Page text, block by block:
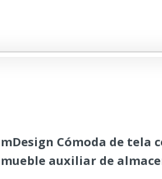
mDesign Cómoda de tela
mueble auxiliar de